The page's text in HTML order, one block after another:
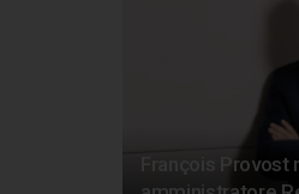
François